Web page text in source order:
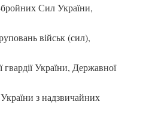
Сил України,
військ (сил),
України, Державної
з надзвичайних